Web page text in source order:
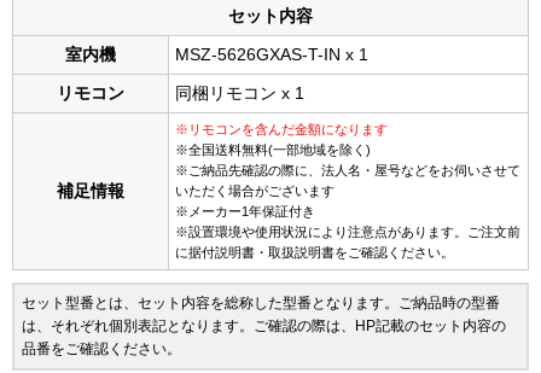
セット内容
室内機 MSZ-5626GXAS-T-IN x 1
リモコン 同梱リモコン x 1
補足情報
※リモコンを含んだ金額になります
※全国送料無料(一部地域を除く)
※ご納品先確認の際に、法人名・屋号などをお伺いさせて
いただく場合がございます
※メーカー1年保証付き
※設置環境や使用状況により注意点があります。ご注文前
に据付説明書・取扱説明書をご確認ください。
セット型番とは、セット内容を総称した型番となります。ご納品時の型番
は、それぞれ個別表記となります。ご確認の際は、HP記載のセット内容の
品番をご確認ください。